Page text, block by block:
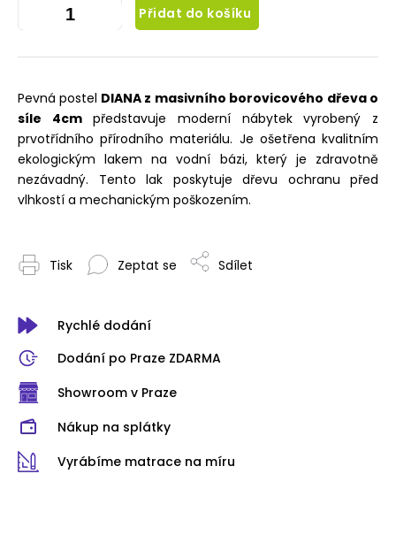
Přidat do košíku
Pevná postel DIANA z masivního borovicového dřeva o
síle 4cmpředstavuje moderní nábytek vyrobený z
prvotřídního přírodního materiálu. Je ošetřena kvalitním
ekologickým lakem na vodní bázi, který je zdravotně
nezávadný. Tento lak poskytuje dřevu ochranu před
vlhkostí a mechanickým poškozením.
Tisk Zeptat se Sdílet
Rychlé dodání
Dodání po Praze ZDARMA
Showroom v Praze
Nákup na splátky
Vyrábíme matrace na míru